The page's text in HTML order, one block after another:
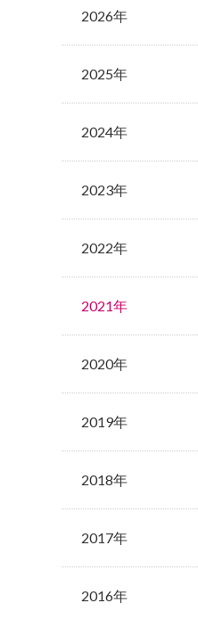
2026年
2025年
2024年
2023年
2022年
2021年
2020年
2019年
2018年
2017年
2016年